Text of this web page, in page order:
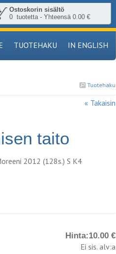
Ostoskorin sisältö
0 tuotetta - Yhteensä 0.00 €
TUOTEHAKU IN ENGLISH
Tuotehaku
« Takaisin
taito
2012 (128s.) S K4
Hinta:10.00 €
Ei sis. alv:a